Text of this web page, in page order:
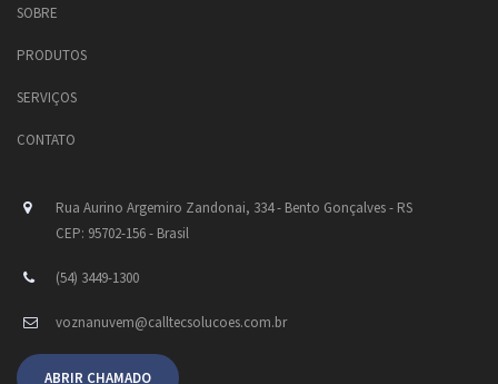
SOBRE
PRODUTOS
SERVIÇOS
CONTATO
Rua Aurino Argemiro Zandonai, 334 - Bento Gonçalves - RS
CEP: 95702-156 - Brasil
(54) 3449-1300
voznanuvem@calltecsolucoes.com.br
ABRIR CHAMADO